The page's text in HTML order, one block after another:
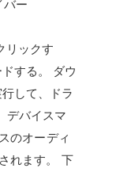
ー
リックす
する。 ダウ
して、ドラ
デバイスマ
のオーディ
れます。 下